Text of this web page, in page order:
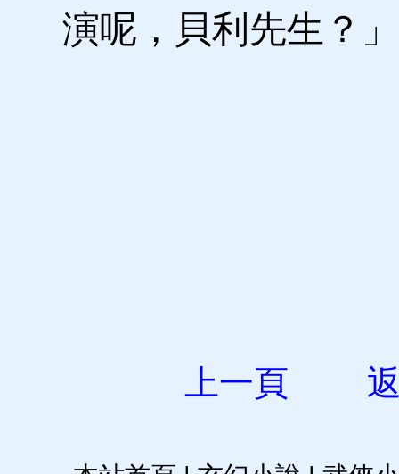
演呢，貝利先生？」
上一頁